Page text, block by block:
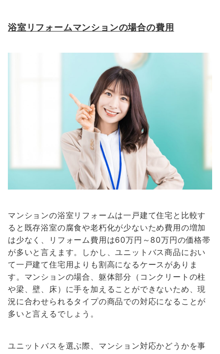
浴室リフォームマンションの場合の費用
マンションの浴室リフォームは一戸建て住宅と比較す
ると既存浴室の腐食や老朽化が少ないため費用の増加
は少なく、リフォーム費用は60万円～80万円の価格帯
が多いと言えます。しかし、ユニットバス商品におい
て一戸建て住宅用よりも割高になるケースがありま
す。マンションの場合、躯体部分（コンクリートの柱
や梁、壁、床）に手を加えることができないため、現
況に合わせられるタイプの商品での対応になることが
多いと言えるでしょう。
ユニットバスを選ぶ際、マンション対応かどうかを事